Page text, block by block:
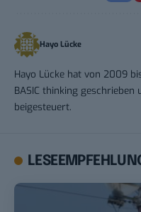
Hayo Lücke
Hayo Lücke hat von 2009
BASIC thinking
beigesteuert.